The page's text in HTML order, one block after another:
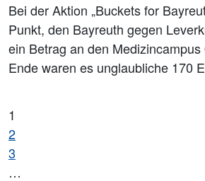
Bei der Aktion „Buckets for
Punkt, den Bayreuth gegen
ein Betrag an den
Ende waren es unglaubliche 170
1
2
3
…